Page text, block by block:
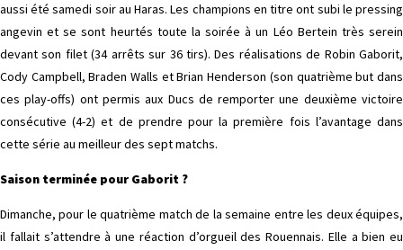
aussi été samedi soir au Haras. Les champions en titre ont subi le pressing
angevin et se sont heurtés toute la soirée à un Léo Bertein très serein
devant son filet (34 arrêts sur 36 tirs). Des réalisations de Robin Gaborit,
Cody Campbell, Braden Walls et Brian Henderson (son quatrième but dans
ces play-offs) ont permis aux Ducs de remporter une deuxième victoire
consécutive (4-2) et de prendre pour la première fois l’avantage dans
cette série au meilleur des sept matchs.
Saison terminée pour Gaborit ?
Dimanche, pour le quatrième match de la semaine entre les deux équipes,
il fallait s’attendre à une réaction d’orgueil des Rouennais. Elle a bien eu